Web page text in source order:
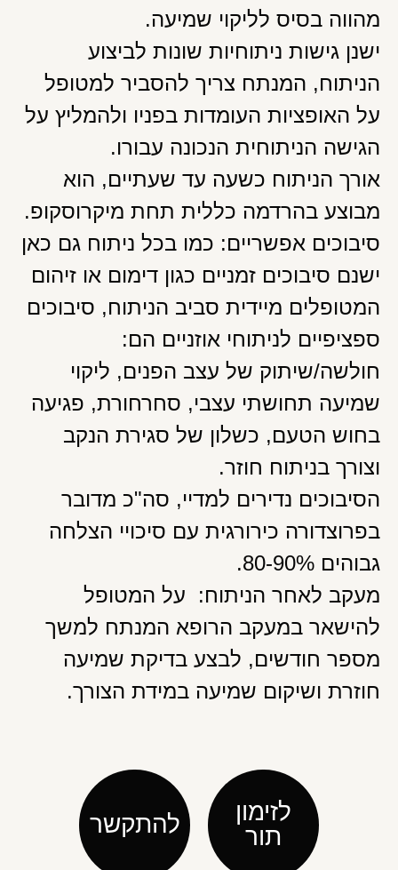
מהווה בסיס לליקוי שמיעה.
ישנן גישות ניתוחיות שונות לביצוע
הניתוח, המנתח צריך להסביר למטופל
על האופציות העומדות בפניו ולהמליץ על
הגישה הניתוחית הנכונה עבורו.
אורך הניתוח כשעה עד שעתיים, הוא
מבוצע בהרדמה כללית תחת מיקרוסקופ.
סיבוכים אפשריים: כמו בכל ניתוח גם כאן
ישנם סיבוכים זמניים כגון דימום או זיהום
המטופלים מיידית סביב הניתוח, סיבוכים
ספציפיים לניתוחי אוזניים הם:
חולשה/שיתוק של עצב הפנים, ליקוי
שמיעה תחושתי עצבי, סחרחורת, פגיעה
בחוש הטעם, כשלון של סגירת הנקב
וצורך בניתוח חוזר.
הסיבוכים נדירים למדיי, סה"כ מדובר
בפרוצדורה כירורגית עם סיכויי הצלחה
גבוהים 80-90%.
מעקב לאחר הניתוח: על המטופל
להישאר במעקב הרופא המנתח למשך
מספר חודשים, לבצע בדיקת שמיעה
חוזרת ושיקום שמיעה במידת הצורך.
לזימון
תור
להתקשר